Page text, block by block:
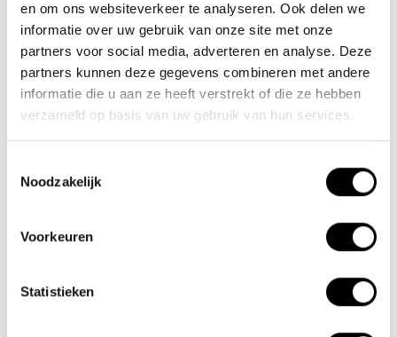
en om ons websiteverkeer te analyseren. Ook delen we
informatie over uw gebruik van onze site met onze
partners voor social media, adverteren en analyse. Deze
partners kunnen deze gegevens combineren met andere
informatie die u aan ze heeft verstrekt of die ze hebben
verzameld op basis van uw gebruik van hun services.
Noodzakelijk
Voorkeuren
Statistieken